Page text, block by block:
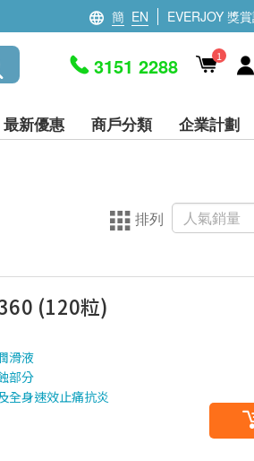
簡 EN EVERJOY 獎
3151 2288 1
最新優惠 商戶分類 企業計劃
排列
(120粒)
滑液
部分
全身速效止痛抗炎